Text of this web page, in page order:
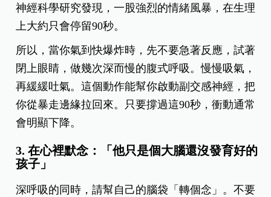
神經科學研究發現，一股強烈的情緒風暴，在生理
上大約只會停留90秒。
所以，當你氣到快爆炸時，先不要急著反應，試著
閉上眼睛，做幾次深而慢的腹式呼吸。慢慢吸氣，
再緩緩吐氣。這個動作能幫你啟動副交感神經，把
你從暴走邊緣拉回來。只要撐過這90秒，衝動通常
會明顯下降。
3. 在心裡默念：「他只是個大腦還沒發育好的
孩子」
深呼吸的同時，請幫自己的腦袋「轉個念」。不要